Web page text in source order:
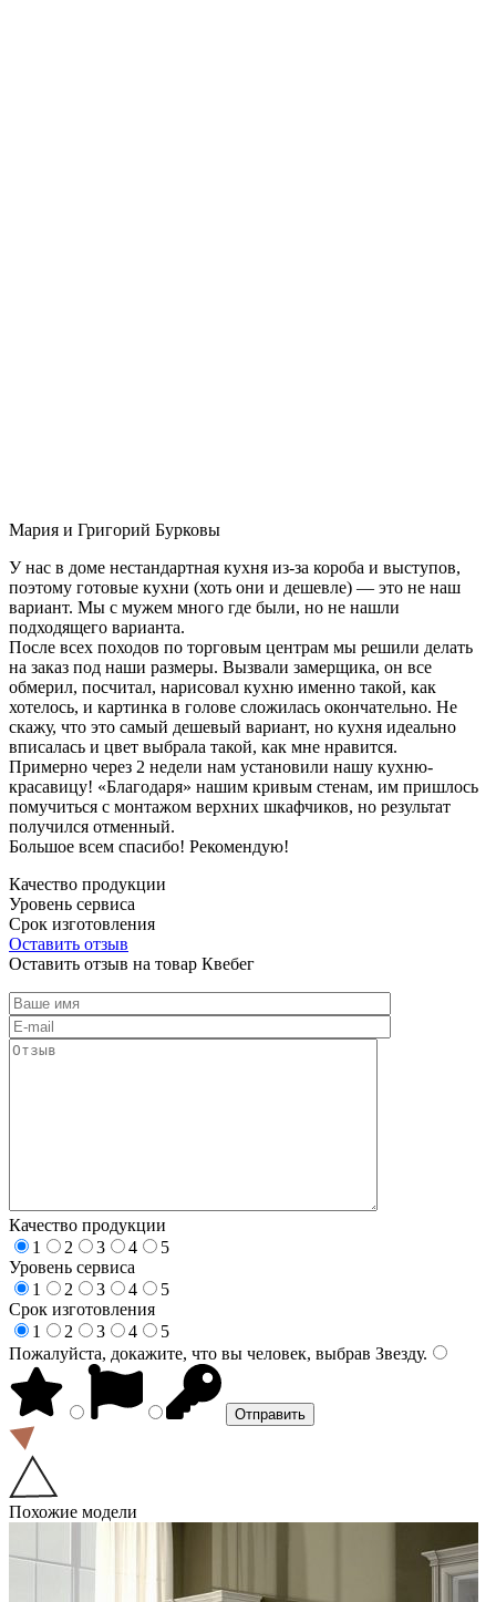
Мария и Григорий Бурковы
У нас в доме нестандартная кухня из-за короба и выступов,
поэтому готовые кухни (хоть они и дешевле) — это не наш
вариант. Мы с мужем много где были, но не нашли
подходящего варианта.
После всех походов по торговым центрам мы решили делать
на заказ под наши размеры. Вызвали замерщика, он все
обмерил, посчитал, нарисовал кухню именно такой, как
хотелось, и картинка в голове сложилась окончательно. Не
скажу, что это самый дешевый вариант, но кухня идеально
вписалась и цвет выбрала такой, как мне нравится.
Примерно через 2 недели нам установили нашу кухню-
красавицу! «Благодаря» нашим кривым стенам, им пришлось
помучиться с монтажом верхних шкафчиков, но результат
получился отменный.
Большое всем спасибо! Рекомендую!
Качество продукции
Уровень сервиса
Срок изготовления
Оставить отзыв
Оставить отзыв на товар Квебег
Качество продукции
1
2 3 4
5
Уровень сервиса
1
2 3 4
5
Срок изготовления
1
2 3 4
5
Пожалуйста, докажите, что вы человек, выбрав Звезду.
Похожие модели